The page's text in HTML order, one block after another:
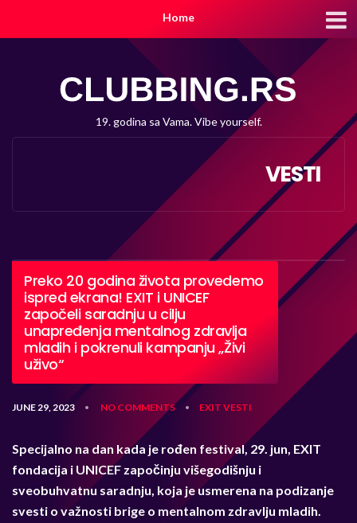
Home
19. godina sa Vama. Vibe yourself.
VESTI
Preko 20 godina života provedemo
ispred ekrana! EXIT i UNICEF
započeli saradnju u cilju
unapređenja mentalnog zdravlja
mladih i pokrenuli kampanju „Živi
uživo“
JUNE 29, 2023 • NO COMMENTS • EXIT VESTI
Specijalno na dan kada je rođen festival, 29. jun, EXIT
fondacija i UNICEF započinju višegodišnju i
sveobuhvatnu saradnju, koja je usmerena na podizanje
svesti o važnosti brige o mentalnom zdravlju mladih.